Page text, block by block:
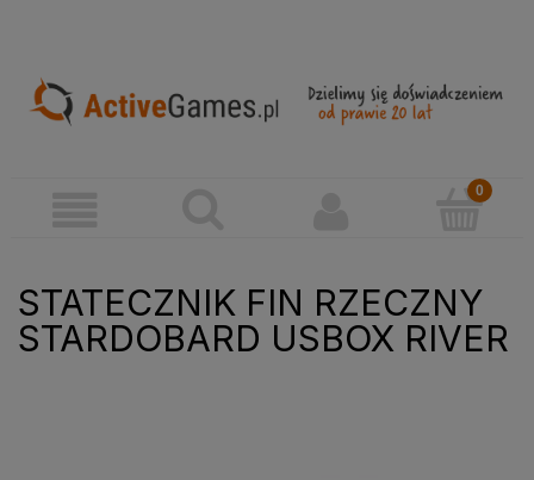
STATECZNIK FIN RZECZNY
STARDOBARD USBOX RIVER